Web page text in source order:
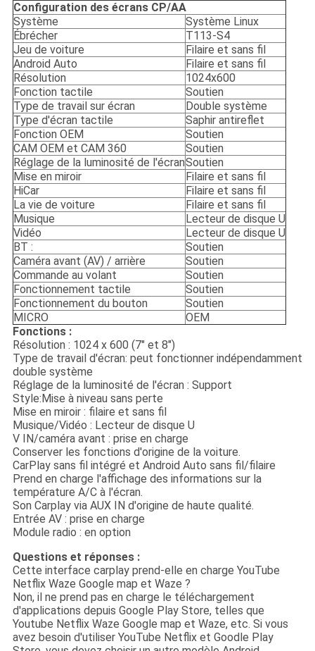
Configuration des écrans CP/AA
Système
Système Linux
Ébrécher
T113-S4
Jeu de voiture
Filaire et sans fil
Android Auto
Filaire et sans fil
Résolution
1024x600
Fonction tactile
Soutien
Type de travail sur écran
Double système
Type d'écran tactile
Saphir antireflet
Fonction OEM
Soutien
CAM OEM et CAM 360
Soutien
Réglage de la luminosité de l'écranSoutien
Mise en miroir
Filaire et sans fil
HiCar
Filaire et sans fil
La vie de voiture
Filaire et sans fil
Musique
Lecteur de disque U
Vidéo
Lecteur de disque U
BT :
Soutien
Caméra avant (AV) / arrière
Soutien
Commande au volant
Soutien
Fonctionnement tactile
Soutien
Fonctionnement du bouton
Soutien
MICRO
OEM
Fonctions :
Résolution : 1024 x 600 (7" et 8")
Type de travail d'écran: peut fonctionner indépendamment
double système
Réglage de la luminosité de l'écran : Support
Style:Mise à niveau sans perte
Mise en miroir : filaire et sans fil
Musique/Vidéo : Lecteur de disque U
V IN/caméra avant : prise en charge
Conserver les fonctions d'origine de la voiture.
CarPlay sans fil intégré et Android Auto sans fil/filaire
Prend en charge l'affichage des informations sur la
température A/C à l'écran.
Son Carplay via AUX IN d'origine de haute qualité.
Entrée AV : prise en charge
Module radio : en option
Questions et réponses :
Cette interface carplay prend-elle en charge YouTube
Netflix Waze Google map et Waze ?
Non, il ne prend pas en charge le téléchargement
d'applications depuis Google Play Store, telles que
Youtube Netflix Waze Google map et Waze, etc. Si vous
avez besoin d'utiliser YouTube Netflix et Goodle Play